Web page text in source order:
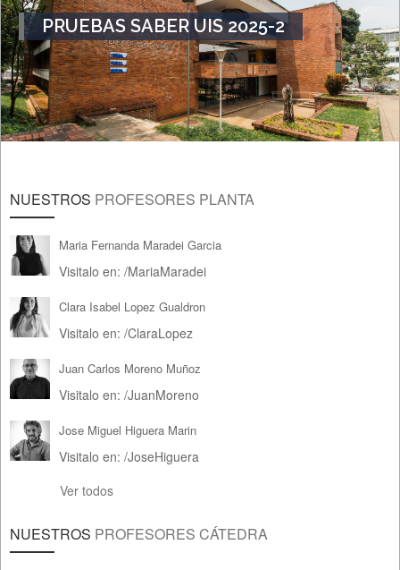
PRUEBAS SABER UIS 2025-2
NUESTROS PROFESORES PLANTA
Maria Fernanda Maradei Garcia
Visitalo en: /MariaMaradei
Clara Isabel Lopez Gualdron
Visitalo en: /ClaraLopez
Juan Carlos Moreno Muñoz
Visitalo en: /JuanMoreno
Jose Miguel Higuera Marin
Visitalo en: /JoseHiguera
Ver todos
NUESTROS PROFESORES CÁTEDRA